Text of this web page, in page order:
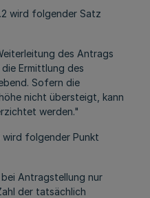
wird folgender Satz
des Antrags
Ermittlung des
Sofern die
nicht übersteigt, kann
werden."
wird folgender Punkt
Antragstellung nur
der tatsächlich